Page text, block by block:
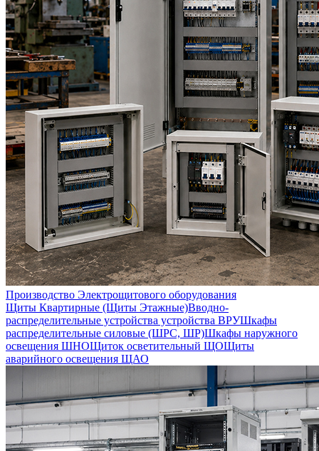
Производство Электрощитового оборудования
Щиты Квартирные (Щиты Этажные)Вводно-
распределительные устройства устройства ВРУШкафы
распределительные силовые (ШРС, ШР)Шкафы наружного
освещения ШНОЩиток осветительный ЩОЩиты
аварийного освещения ЩАО